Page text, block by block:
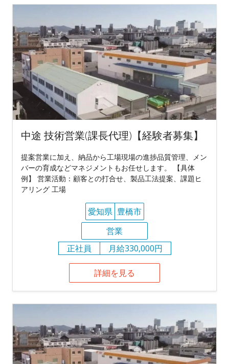
中途 技術営業(課長代理)【経験者募集】
提案営業に加え、納品から工場現場の進捗品質管理、メン
バーの育成などマネジメントもお任せします。 【具体
例】 営業活動：顧客との打合せ、製品工法提案、課題ヒ
アリング 工場
愛知県 豊橋市
営業
正社員
月給330,000円
詳細を見る